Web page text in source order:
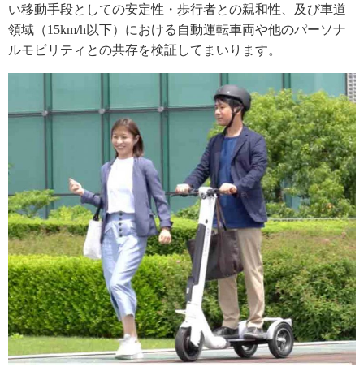
い移動手段としての安定性・歩行者との親和性、及び車道
領域（15km/h以下）における自動運転車両や他のパーソナ
ルモビリティとの共存を検証してまいります。